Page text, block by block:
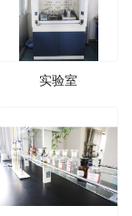
实验室